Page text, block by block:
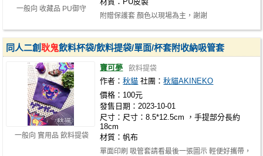
一般向 收藏品 PU御守
附贈保護套 顏色以現場為主，謝謝
一般向 實用品 飲料提袋
同人二創耿鬼飲料杯袋/飲料提袋/單面/杯套附收納吸管套
寶可夢 飲料提袋
作者：秋貓 社團：秋貓AKINEKO
價格：100元
發售日期：2023-10-01
尺寸：尺寸：8.5*12.5cm ，手提部分長約
18cm
材質：帆布
單面印刷 吸管套請看最後一張圖示 輕便好攜帶，